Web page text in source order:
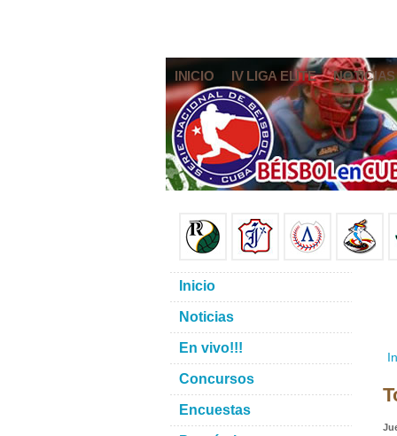
INICIO IV LIGA ELITE NOTICIAS
Inicio
Noticias
En vivo!!!
Concursos
Encuestas